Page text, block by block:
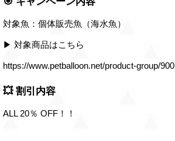
対象魚：個体販売魚（海水魚）
▶ 対象商品はこちら
https://www.petballoon.net/product-group/900
💥 割引内容
ALL 20％ OFF！！